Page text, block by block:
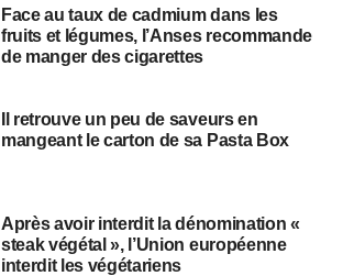
Face au taux de cadmium dans les
fruits et légumes, l’Anses recommande
de manger des cigarettes
Il retrouve un peu de saveurs en
mangeant le carton de sa Pasta Box
Après avoir interdit la dénomination «
steak végétal », l’Union européenne
interdit les végétariens